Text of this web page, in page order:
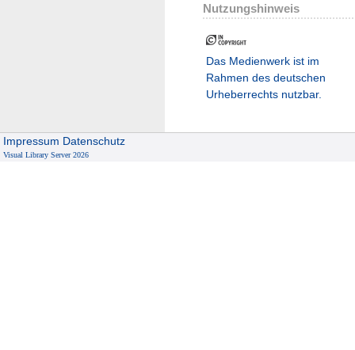
Nutzungshinweis
Das Medienwerk ist im
Rahmen des deutschen
Urheberrechts nutzbar.
Impressum Datenschutz
Visual Library Server 2026